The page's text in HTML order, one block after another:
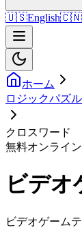
🇺🇸English🇨🇳
ホーム
ロジックパズル
クロスワード
無料オンライ
ビデオ
ビデオゲーム